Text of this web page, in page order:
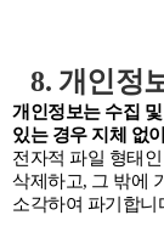
8. 개인정
개인정보는 수집
있는 경우 지체 없
전자적 파일 형태
삭제하고, 그 밖에
소각하여 파기합니